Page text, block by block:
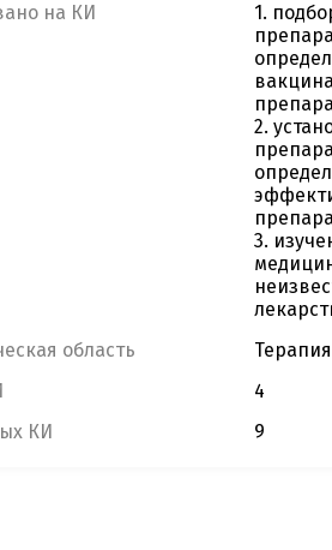
на КИ
1.
2.
3.
область
4
КИ
9